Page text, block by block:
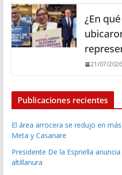
¿En
21/07/2026
Publicaciones recientes
El área arrocera se redujo en
Meta y Casanare
Presidente De la Espriella
altillanura